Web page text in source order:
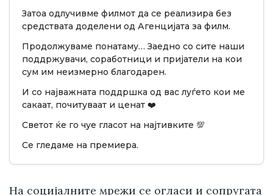
Затоа одлучивме филмот да се реализира без
средствата доделени од Агенцијата за филм.
Продолжуваме понатаму… Заедно со сите наши
поддржувачи, соработници и пријатели на кои
сум им неизмерно благодарен.
И со најважната поддршка од вас луѓето кои ме
сакаат, почитуваат и ценат ❤️
Светот ќе го чуе гласот на најтивките 💯
Се гледаме на премиера.
На социјалните мрежи се огласи и сопругата